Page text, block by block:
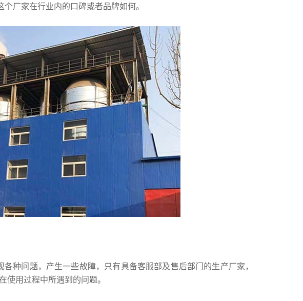
厂家在行业内的口碑或者品牌如何。
问题，产生一些故障，只有具备客服部及售后部门的生产厂家，
使用过程中所遇到的问题。